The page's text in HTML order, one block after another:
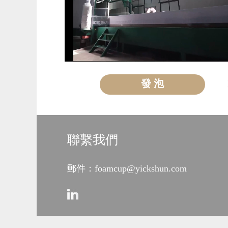
發 泡
聯繫我們
郵件：foamcup@yickshun.com